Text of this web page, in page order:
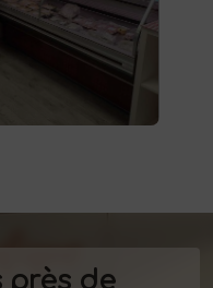
attendent.
directe de
d'épicerie
de
près de